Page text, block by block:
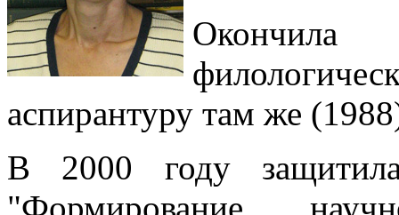
Окончила
аспирантуру там же
В 2000 году защитила